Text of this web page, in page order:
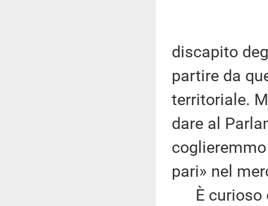
discapito
partire da
territoriale.
dare al
pari» nel
È curioso